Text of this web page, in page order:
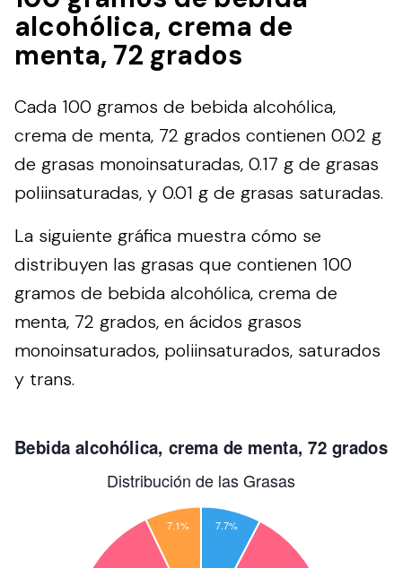
alcohólica, crema de
menta, 72 grados
Cada 100 gramos de bebida alcohólica,
crema de menta, 72 grados contienen 0.02 g
de grasas monoinsaturadas, 0.17 g de grasas
poliinsaturadas, y 0.01 g de grasas saturadas.
La siguiente gráfica muestra cómo se
distribuyen las grasas que contienen 100
gramos de bebida alcohólica, crema de
menta, 72 grados, en ácidos grasos
monoinsaturados, poliinsaturados, saturados
y trans.